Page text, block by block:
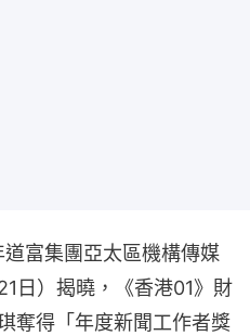
富集團亞太區機構傳媒
日）揭曉，《香港01》財
奪得「年度新聞工作者獎